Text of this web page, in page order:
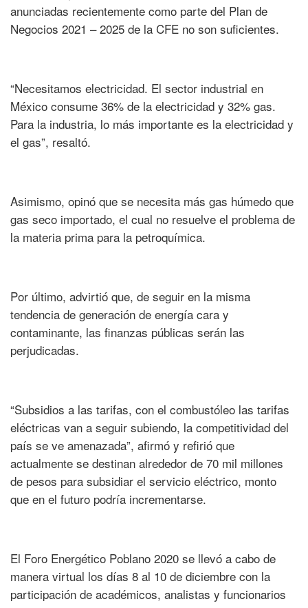
anunciadas recientemente como parte del Plan de
Negocios 2021 – 2025 de la CFE no son suficientes.
“Necesitamos electricidad. El sector industrial en
México consume 36% de la electricidad y 32% gas.
Para la industria, lo más importante es la electricidad y
el gas”, resaltó.
Asimismo, opinó que se necesita más gas húmedo que
gas seco importado, el cual no resuelve el problema de
la materia prima para la petroquímica.
Por último, advirtió que, de seguir en la misma
tendencia de generación de energía cara y
contaminante, las finanzas públicas serán las
perjudicadas.
“Subsidios a las tarifas, con el combustóleo las tarifas
eléctricas van a seguir subiendo, la competitividad del
país se ve amenazada”, afirmó y refirió que
actualmente se destinan alrededor de 70 mil millones
de pesos para subsidiar el servicio eléctrico, monto
que en el futuro podría incrementarse.
El Foro Energético Poblano 2020 se llevó a cabo de
manera virtual los días 8 al 10 de diciembre con la
participación de académicos, analistas y funcionarios